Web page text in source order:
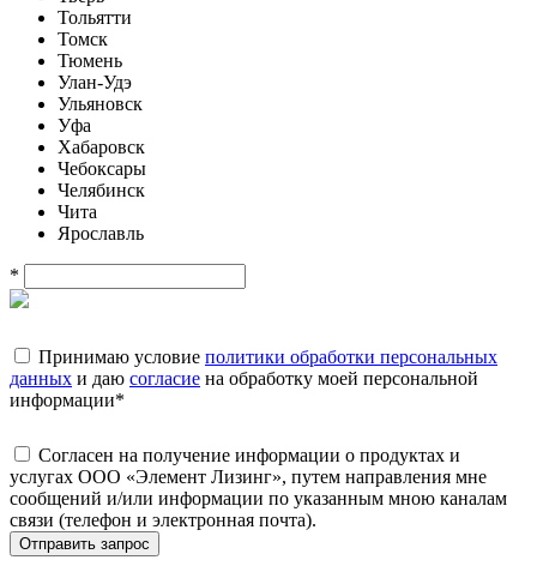
Тольятти
Томск
Тюмень
Улан-Удэ
Ульяновск
Уфа
Хабаровск
Чебоксары
Челябинск
Чита
Ярославль
*
Принимаю условие политики обработки персональных
данных и даю согласие на обработку моей персональной
информации*
Согласен на получение информации о продуктах и
услугах ООО «Элемент Лизинг», путем направления мне
сообщений и/или информации по указанным мною каналам
связи (телефон и электронная почта).
Отправить запрос